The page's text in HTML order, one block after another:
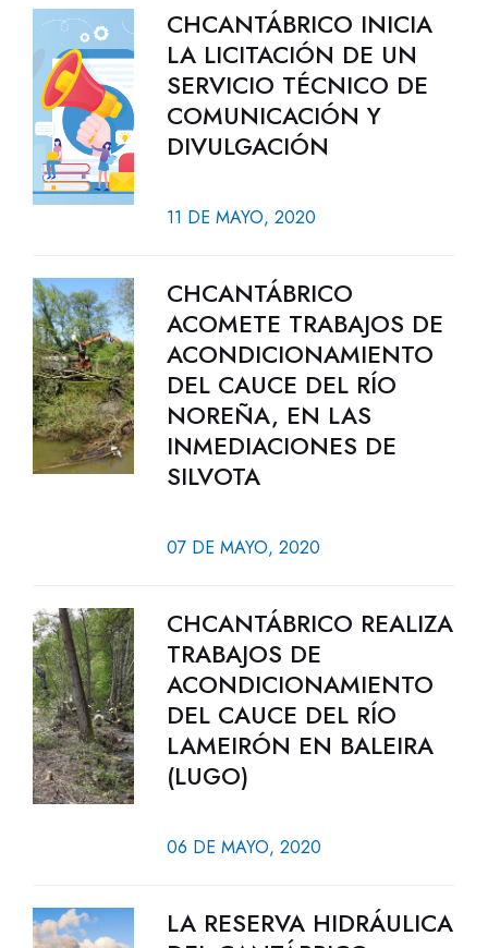
CHCANTÁBRICO INICIA
LA LICITACIÓN DE UN
SERVICIO TÉCNICO DE
COMUNICACIÓN Y
DIVULGACIÓN
11 DE MAYO, 2020
CHCANTÁBRICO
ACOMETE TRABAJOS DE
ACONDICIONAMIENTO
DEL CAUCE DEL RÍO
NOREÑA, EN LAS
INMEDIACIONES DE
SILVOTA
07 DE MAYO, 2020
CHCANTÁBRICO REALIZA
TRABAJOS DE
ACONDICIONAMIENTO
DEL CAUCE DEL RÍO
LAMEIRÓN EN BALEIRA
(LUGO)
06 DE MAYO, 2020
LA RESERVA HIDRÁULICA